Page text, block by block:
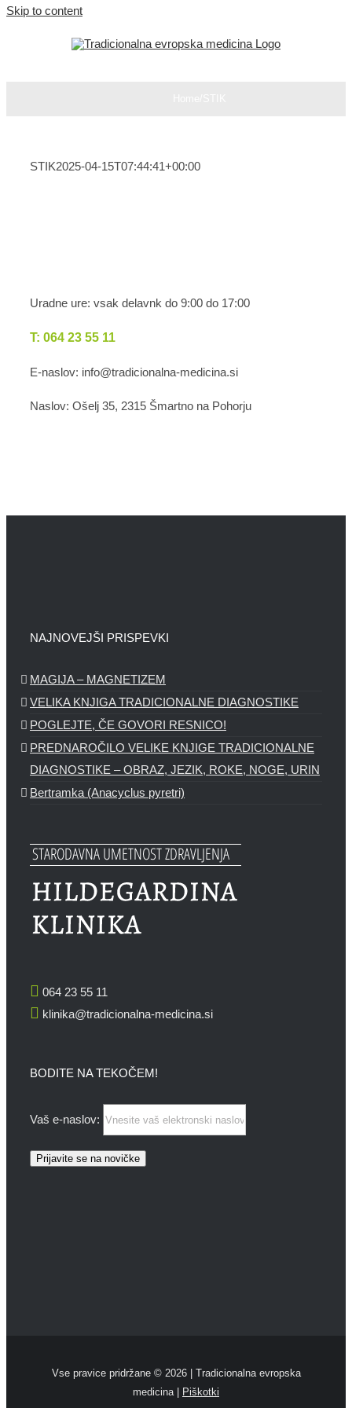
Skip to content
STIK2025-04-15T07:44:41+00:00
Uradne ure: vsak delavnk do 9:00 do 17:00
T: 064 23 55 11
E-naslov: info@tradicionalna-medicina.si
Naslov: Ošelj 35, 2315 Šmartno na Pohorju
NAJNOVEJŠI PRISPEVKI
MAGIJA – MAGNETIZEM
VELIKA KNJIGA TRADICIONALNE DIAGNOSTIKE
POGLEJTE, ČE GOVORI RESNICO!
PREDNAROČILO VELIKE KNJIGE TRADICIONALNE
DIAGNOSTIKE – OBRAZ, JEZIK, ROKE, NOGE, URIN
Bertramka (Anacyclus pyretri)
064 23 55 11
klinika@tradicionalna-medicina.si
BODITE NA TEKOČEM!
Vaš e-naslov:
Vse pravice pridržane © 2026 | Tradicionalna evropska
medicina |
Piškotki